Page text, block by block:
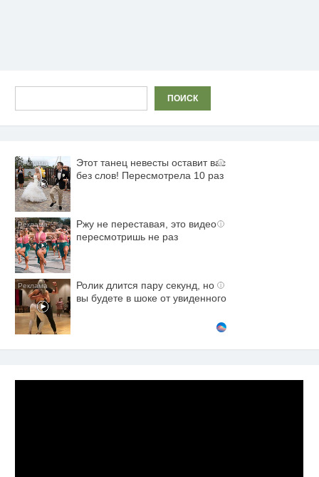
ПОИСК
i
Этот танец невесты оставит вас
без слов! Пересмотрела 10 раз
i
Ржу не переставая, это видео
пересмотришь не раз
i
Ролик длится пару секунд, но
вы будете в шоке от увиденного